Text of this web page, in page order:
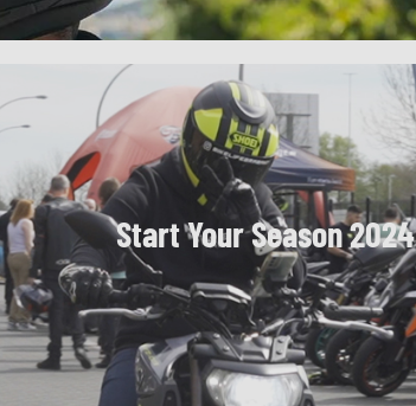
Start Your Season 2024